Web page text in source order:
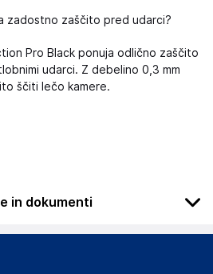
zadostno zaščito pred udarci?
Pro Black ponuja odlično zaščito
udarci. Z debelino 0,3 mm
ščiti lečo kamere.
in dokumenti